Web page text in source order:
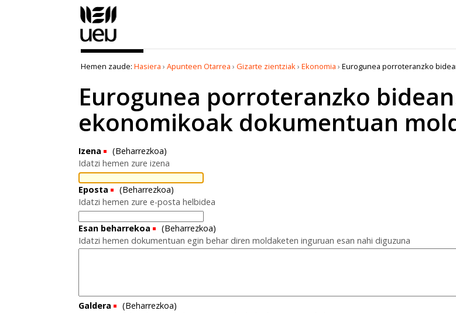
Edukira
salto
egin
Salto
egin
Hemen zaude: Hasiera › Apunteen Otarrea › Gizarte zientziak› Ekonomia › Eurogunea porroteranzko
Eurogunea porroteranzko
ekonomikoak dokumentuan
Izena
(Beharrezkoa)
Idatzi hemen zure izena
Eposta
(Beharrezkoa)
Idatzi hemen zure e-posta helbidea
Esan beharrekoa
(Beharrezkoa)
Idatzi hemen dokumentuan egin behar diren moldaketen inguruan esan nahi diguzuna
Galdera
(Beharrezkoa)